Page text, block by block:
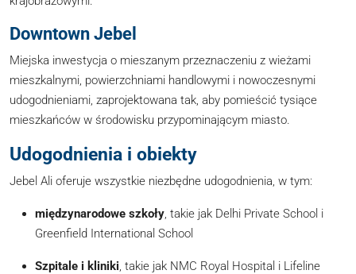
Downtown Jebel
Miejska inwestycja o mieszanym przeznaczeniu z wieżami
mieszkalnymi, powierzchniami handlowymi i nowoczesnymi
udogodnieniami, zaprojektowana tak, aby pomieścić tysiące
mieszkańców w środowisku przypominającym miasto.
Udogodnienia i obiekty
Jebel Ali oferuje wszystkie niezbędne udogodnienia, w tym:
międzynarodowe szkoły, takie jak Delhi Private School i
Greenfield International School
Szpitale i kliniki, takie jak NMC Royal Hospital i Lifeline